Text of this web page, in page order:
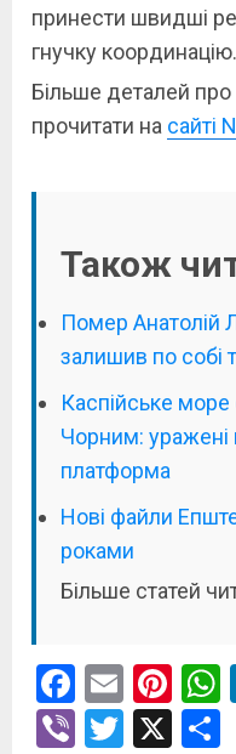
принести швидші
гнучку координацію.
Більше деталей
прочитати на сайті
Також
Помер Анатолій
залишив по собі
Каспійське море
Чорним: уражені
платформа
Нові файли
роками
Більше статей
Facebook
Email
ViberTwitter
X